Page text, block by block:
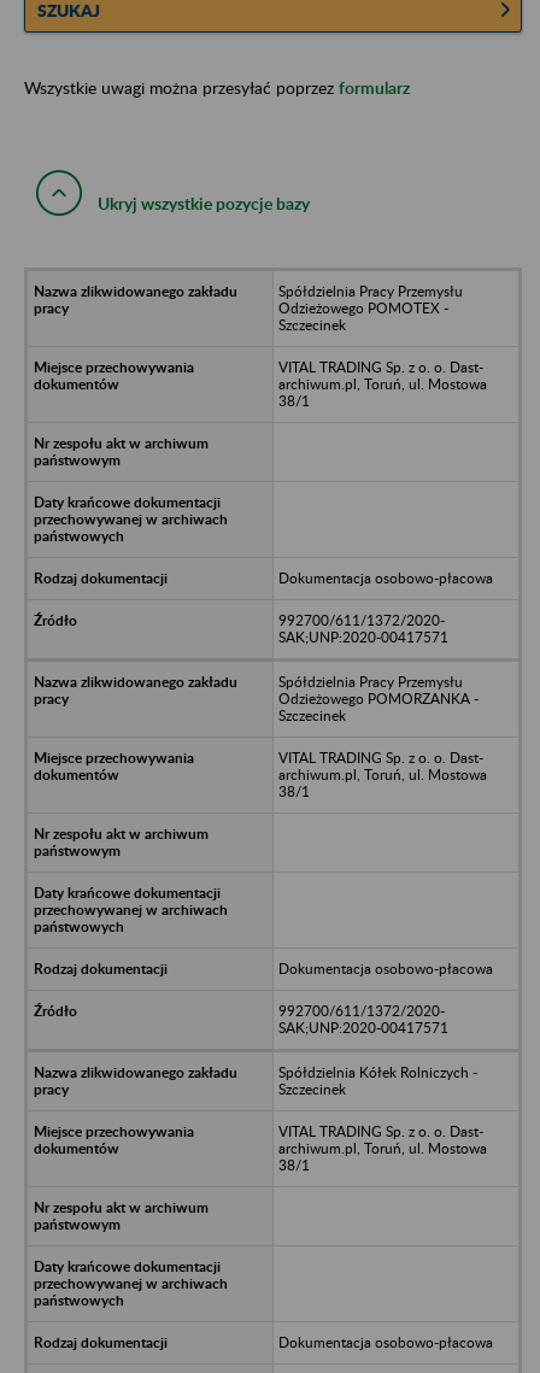
SZUKAJ
Wszystkie uwagi można przesyłać poprzez formularz
Ukryj wszystkie pozycje bazy
Spółdzielnia Pracy Przemysłu
Odzieżowego POMOTEX -
Szczecinek
VITAL TRADING Sp. z o. o. Dast-
archiwum.pl, Toruń, ul. Mostowa
38/1
Dokumentacja osobowo-płacowa
992700/611/1372/2020-
SAK;UNP:2020-00417571
Spółdzielnia Pracy Przemysłu
Odzieżowego POMORZANKA -
Szczecinek
VITAL TRADING Sp. z o. o. Dast-
archiwum.pl, Toruń, ul. Mostowa
38/1
Dokumentacja osobowo-płacowa
992700/611/1372/2020-
SAK;UNP:2020-00417571
Spółdzielnia Kółek Rolniczych -
Szczecinek
VITAL TRADING Sp. z o. o. Dast-
archiwum.pl, Toruń, ul. Mostowa
38/1
Dokumentacja osobowo-płacowa